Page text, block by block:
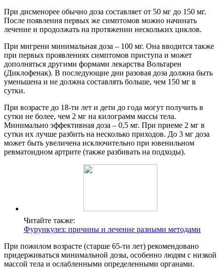
При дисменорее обычно доза составляет от 50 мг до 150 мг.
После появления первых же симптомов можно начинать
лечение и продолжать на протяжении нескольких циклов.
При мигрени минимальная доза – 100 мг. Она вводится также
при первых проявлениях симптомов приступа и может
дополняться другими формами лекарства Вольтарен
(Диклофенак). В последующие дни разовая доза должна быть
уменьшена и не должна составлять больше, чем 150 мг в
сутки.
При возрасте до 18-ти лет и дети до года могут получить в
сутки не более, чем 2 мг на килограмм массы тела.
Минимально эффективная доза – 0,5 мг. При приеме 2 мг в
сутки их лучше разбить на несколько приходов. До 3 мг доза
может быть увеличена исключительно при ювенильном
ревматоидном артрите (также разбивать на подходы).
Читайте также:
Фурункулез: причины и лечение разными методами
При пожилом возрасте (старше 65-ти лет) рекомендовано
придерживаться минимальной дозы, особенно людям с низкой
массой тела и ослабленными определенными органами.